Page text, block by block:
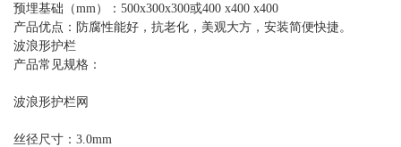
预埋基础（mm）：500x300x300或400 x400 x400
产品优点：防腐性能好，抗老化，美观大方，安装简便快捷。
波浪形护栏
产品常见规格：
波浪形护栏网
丝径尺寸：3.0mm